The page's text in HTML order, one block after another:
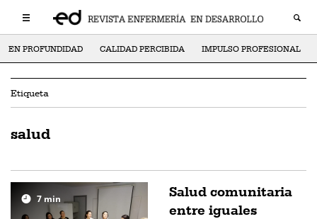
EN PROFUNDIDAD CALIDAD PERCIBIDA IMPULSO PROFESIONAL
Etiqueta
salud
7 min
Salud comunitaria
entre iguales